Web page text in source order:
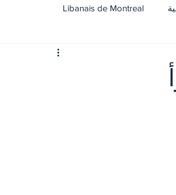
Libanais de Montreal
Santé صحة